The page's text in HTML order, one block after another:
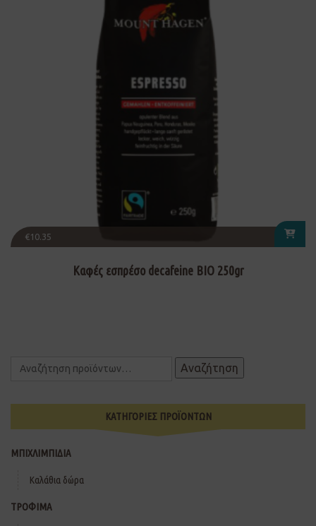
€10.35
Καφές εσπρέσο decafeine ΒΙΟ 250gr
Αναζήτηση
ΚΑΤΗΓΟΡΙΕΣ ΠΡΟΪΟΝΤΩΝ
ΜΠΙΧΛΙΜΠΙΔΙΑ
Καλάθια δώρα
ΤΡΟΦΙΜΑ